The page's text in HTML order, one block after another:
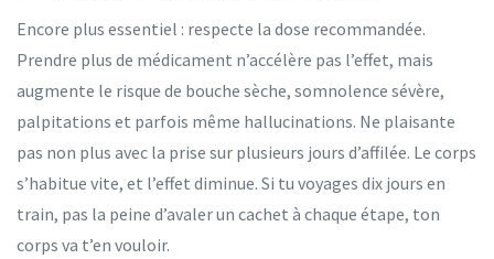
Encore plus essentiel : respecte la dose recommandée.
Prendre plus de médicament n’accélère pas l’effet, mais
augmente le risque de bouche sèche, somnolence sévère,
palpitations et parfois même hallucinations. Ne plaisante
pas non plus avec la prise sur plusieurs jours d’affilée. Le corps
s’habitue vite, et l’effet diminue. Si tu voyages dix jours en
train, pas la peine d’avaler un cachet à chaque étape, ton
corps va t’en vouloir.